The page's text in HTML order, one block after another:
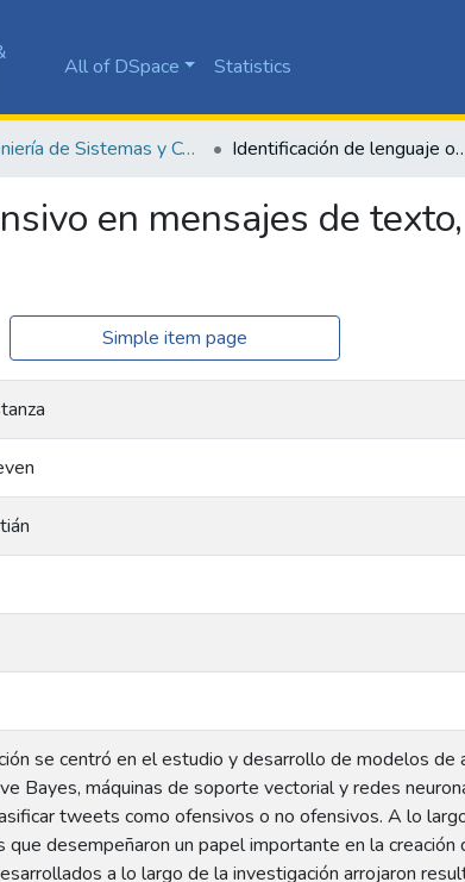
All of DSpace Statistics
Ingeniería de Sistemas y Computación Identificación de lenguaje ofensivo en
en mensajes de
Simple item page
se centró en el estudio y desarrollo de modelos de
Bayes, máquinas de soporte vectorial y redes
tweets como ofensivos o no ofensivos. A lo
que desempeñaron un papel importante en la
a lo largo de la investigación arrojaron